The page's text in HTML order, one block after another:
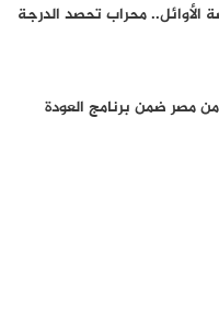
محراب تحصد الدرجة
من مصر ضمن برنامج العودة